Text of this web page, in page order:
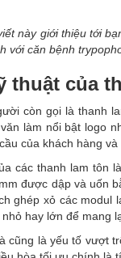
này giới thiệu tới
với căn bệnh
thuật của
còn gọi là thanh
làm nổi bật logo
của khách hàng
các thanh lam tôn
được dập và uốn
ghép xỏ các
hay lớn để mang
cũng là yếu tố vượt